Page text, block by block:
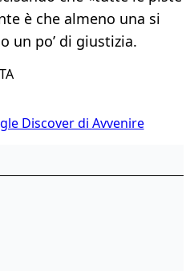
è che almeno una si
un po’ di giustizia.
Discover di Avvenire